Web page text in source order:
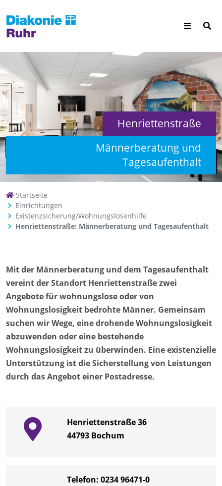
Henriettenstraße
Männerberatung und
Tagesaufenthalt
Startseite
Einrichtungen
Existenzsicherung/Wohnungslosenhilfe
Henriettenstraße: Männerberatung und Tagesaufenthalt
Mit der Männerberatung und dem Tagesaufenthalt
vereint der Standort Henriettenstraße zwei
Angebote für wohnungslose oder von
Wohnungslosigkeit bedrohte Männer. Gemeinsam
suchen wir Wege, eine drohende Wohnungslosigkeit
abzuwenden oder eine bestehende
Wohnungslosigkeit zu überwinden. Eine existenzielle
Unterstützung ist die Sicherstellung von Leistungen
durch das Angebot einer Postadresse.
Henriettenstraße 36
44793 Bochum
Telefon: 0234 96471-0